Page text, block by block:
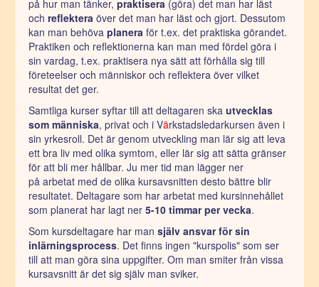
på hur man tänker, praktisera (göra) det man har läst
och reflektera över det man har läst och gjort. Dessutom
kan man behöva planera för t.ex. det praktiska görandet.
Praktiken och reflektionerna kan man med fördel göra i
sin vardag, t.ex. praktisera nya sätt att förhålla sig till
företeelser och människor och reflektera över vilket
resultat det ger.
Samtliga kurser syftar till att deltagaren ska utvecklas
som människa, privat och i Värkstadsledarkursen även i
sin yrkesroll. Det är genom utveckling man lär sig att leva
ett bra liv med olika symtom, eller lär sig att sätta gränser
för att bli mer hållbar. Ju mer tid man lägger ner
på arbetat med de olika kursavsnitten desto bättre blir
resultatet. Deltagare som har arbetat med kursinnehållet
som planerat har lagt ner 5-10 timmar per vecka.
Som kursdeltagare har man själv ansvar för sin
inlärningsprocess. Det finns ingen "kurspolis" som ser
till att man göra sina uppgifter. Om man smiter från vissa
kursavsnitt är det sig själv man sviker.